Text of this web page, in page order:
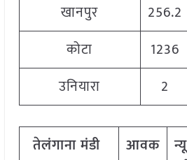
खानपुर
256.2
कोटा
1236
उनियारा
2
तेलंगानामंडी
आवक